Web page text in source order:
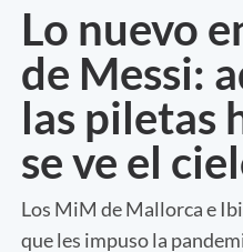
Lo nuevo
de Messi:
las piletas
se ve el
Los MiM de Mallorca e
que les impuso la